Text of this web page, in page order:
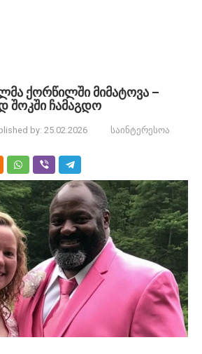
ქორწილში მიმატოვა –
შოკში ჩამაგდო
by: 25.02.2026
საინტერესოა